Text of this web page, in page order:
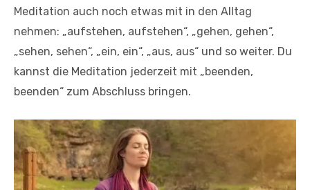
Meditation auch noch etwas mit in den Alltag
nehmen: „aufstehen, aufstehen“, „gehen, gehen“,
„sehen, sehen“, „ein, ein“, „aus, aus“ und so weiter. Du
kannst die Meditation jederzeit mit „beenden,
beenden“ zum Abschluss bringen.